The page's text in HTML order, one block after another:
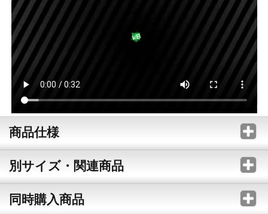
商品仕様
別サイズ・関連商品
同時購入商品